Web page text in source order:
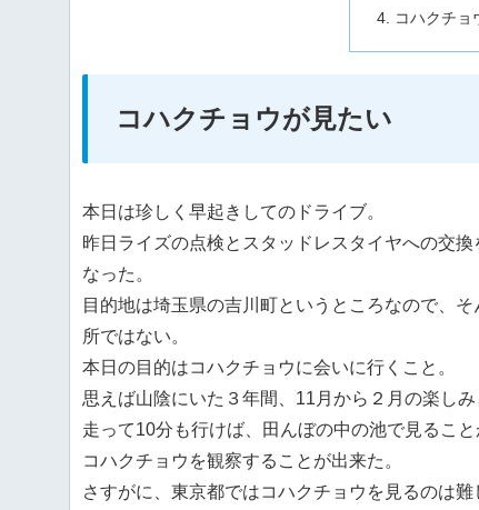
コハクチョ
コハクチョウが見たい
本日は珍しく早起きしてのドライブ。
昨日ライズの点検とスタッドレスタイヤへの交
なった。
目的地は埼玉県の吉川町というところなので、
所ではない。
本日の目的はコハクチョウに会いに行くこと。
思えば山陰にいた３年間、11月から２月の楽し
走って10分も行けば、田んぼの中の池で見るこ
コハクチョウを観察することが出来た。
さすがに、東京都ではコハクチョウを見るのは難